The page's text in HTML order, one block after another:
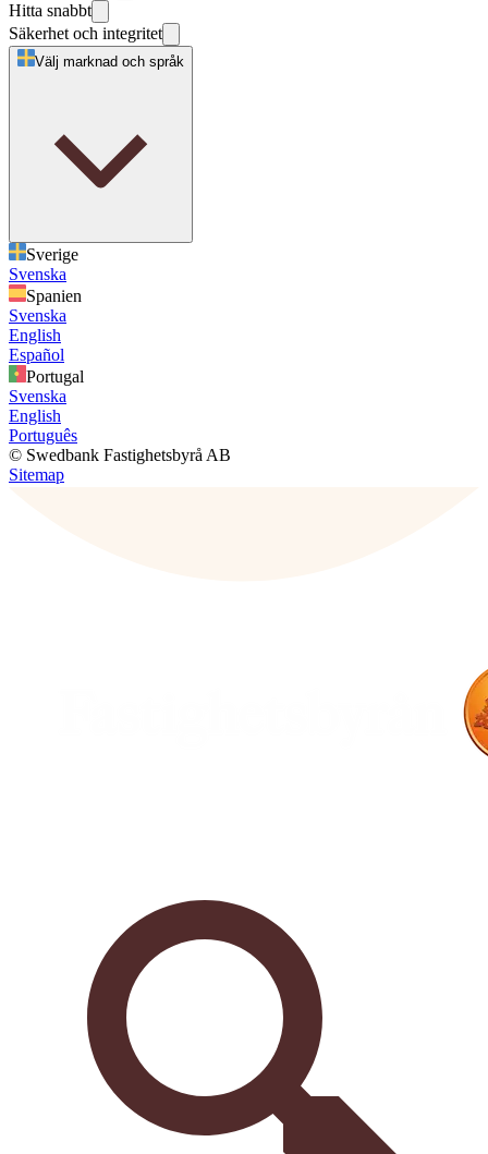
Hitta snabbt
Säkerhet och integritet
Välj marknad och språk
Sverige
Svenska
Spanien
Svenska
English
Español
Portugal
Svenska
English
Português
© Swedbank Fastighetsbyrå AB
Sitemap